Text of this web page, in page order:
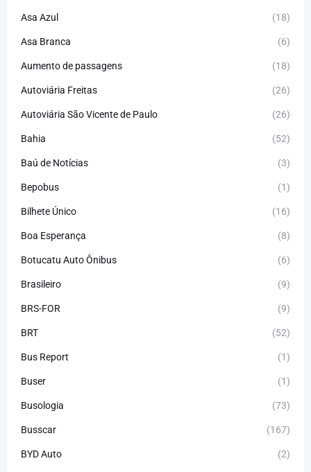
Asa Azul (18)
Asa Branca (6)
Aumento de passagens (18)
Autoviária Freitas (26)
Autoviária São Vicente de Paulo (26)
Bahia (52)
Baú de Notícias (3)
Bepobus (1)
Bilhete Único (16)
Boa Esperança (8)
Botucatu Auto Ônibus (6)
Brasileiro (9)
BRS-FOR (9)
BRT (52)
Bus Report (1)
Buser (1)
Busologia (73)
Busscar (167)
BYD Auto (2)